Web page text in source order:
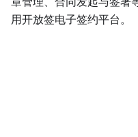
用开放签电子签约平台。